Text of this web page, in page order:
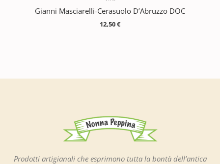
Gianni Masciarelli-Cerasuolo D’Abruzzo DOC
12,50€
Prodotti artigianali che esprimono tutta la bontà dell’antica